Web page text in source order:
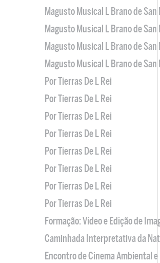
Magusto Musical L Brano de
Magusto Musical L Brano de
Magusto Musical L Brano de
Magusto Musical L Brano de
Por Tierras De L Rei
Por Tierras De L Rei
Por Tierras De L Rei
Por Tierras De L Rei
Por Tierras De L Rei
Por Tierras De L Rei
Por Tierras De L Rei
Por Tierras De L Rei
Formação: Vídeo e Edição de
Caminhada Interpretativa da
Encontro de Cinema Ambiental